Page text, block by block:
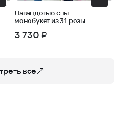
Лавандовые сны
монобукет из 31 розы
3 730 ₽
все